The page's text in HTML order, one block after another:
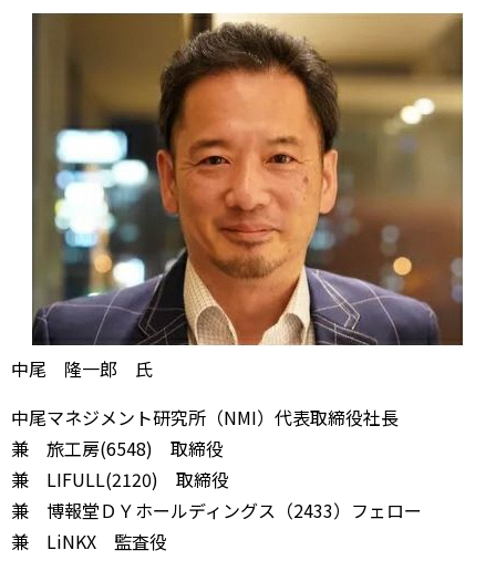
中尾 隆一郎 氏
中尾マネジメント研究所（NMI）代表取締役社長
兼 旅工房(6548) 取締役
兼 LIFULL(2120) 取締役
兼 博報堂ＤＹホールディングス（2433）フェロー
兼 LiNKX 監査役